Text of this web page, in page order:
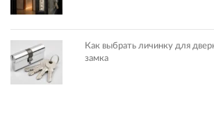
Как выбрать личинку для
замка